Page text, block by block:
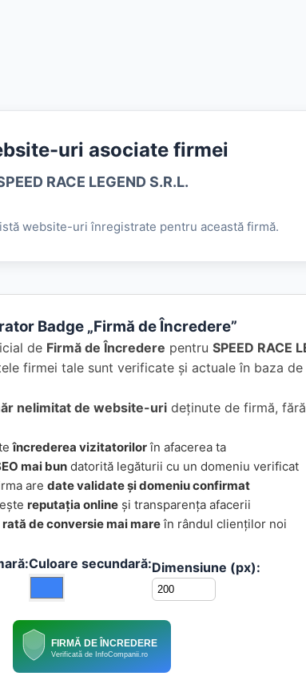
uri asociate firmei
RACE LEGEND S.R.L.
website-uri înregistrate pentru această firmă.
Badge „Firmă de Încredere”
de Firmă de Încredere pentru SPEED RACE
firmei tale sunt verificate și actuale în baza
nelimitat de website-urideținute de firmă,
încrederea vizitatorilorîn afacerea ta
mai bun datorită legăturii cu un domeniu verificat
are date validate și domeniu confirmat
reputația online și transparența afacerii
rată de conversie mai mareîn rândul clienților noi
Culoare secundară:Dimensiune (px):
FIRMĂ DE ÎNCREDERE
Verificată de InfoCompanii.ro